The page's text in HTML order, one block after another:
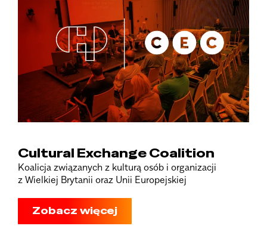
Cultural Exchange Coalition
Koalicja związanych z kulturą osób i organizacji
z Wielkiej Brytanii oraz Unii Europejskiej
Zobacz więcej